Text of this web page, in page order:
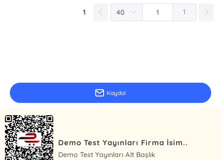
1 1
Kaydol
Demo Test Yayınları Firma İsim..
Demo Test Yayınları Alt Başlık